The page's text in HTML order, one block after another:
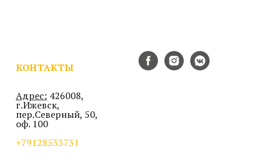
КОНТАКТЫ
Адрес: 426008,
г.Ижевск,
пер.Северный, 50,
оф. 100
+79128533731